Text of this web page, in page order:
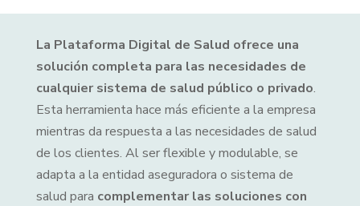
La Plataforma Digital de Salud ofrece una
solución completa para las necesidades de
cualquier sistema de salud público o privado.
Esta herramienta hace más eficiente a la empresa
mientras da respuesta a las necesidades de salud
de los clientes. Al ser flexible y modulable, se
adapta a la entidad aseguradora o sistema de
salud para complementar las soluciones con